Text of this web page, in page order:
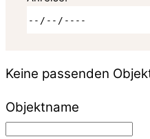
Keine passenden
Objektname